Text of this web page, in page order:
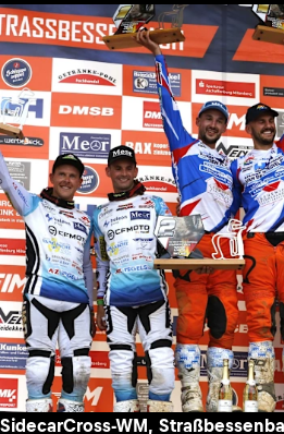
SidecarCross-WM,